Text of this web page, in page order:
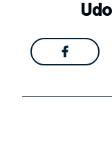
